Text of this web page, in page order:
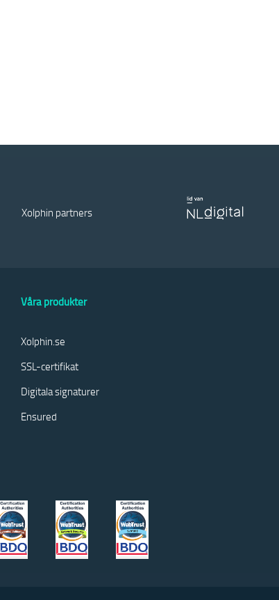
Xolphin partners
Våra produkter
Xolphin.se
SSL-certifikat
Digitala signaturer
Ensured